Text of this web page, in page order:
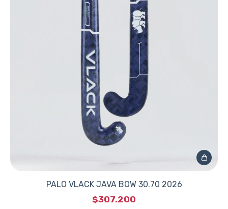
PALO VLACK JAVA BOW 30.70 2026
$307.200